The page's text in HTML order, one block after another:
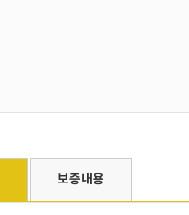
보증내용